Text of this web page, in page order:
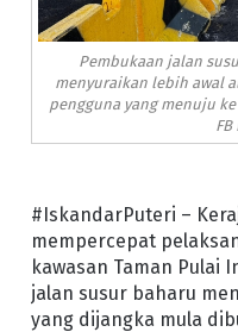
Pembukaan jalan
menyuraikan lebih awal
pengguna yang menuju
FB
#IskandarPuteri –
mempercepat
kawasan Taman Pulai
jalan susur baharu
yang dijangka mula